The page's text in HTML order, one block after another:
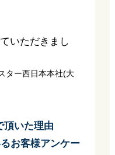
いただきまし
ター西日本本社(大
頂いた理由
お客様アンケー